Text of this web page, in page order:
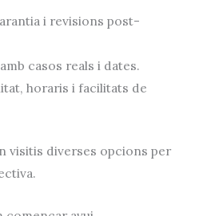
i revisions post-
casos reals i dates.
horaris i facilitats de
visitis diverses opcions per